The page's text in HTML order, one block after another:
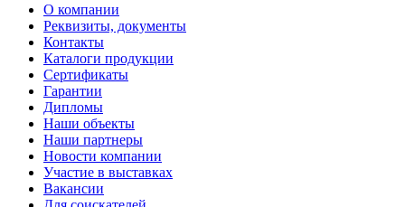
О компании
Реквизиты, документы
Контакты
Каталоги продукции
Сертификаты
Гарантии
Дипломы
Наши объекты
Наши партнеры
Новости компании
Участие в выставках
Вакансии